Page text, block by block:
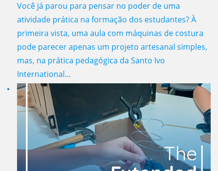
Você já parou para pensar no poder de uma
atividade prática na formação dos estudantes? À
primeira vista, uma aula com máquinas de costura
pode parecer apenas um projeto artesanal simples,
mas, na prática pedagógica da Santo Ivo
International...